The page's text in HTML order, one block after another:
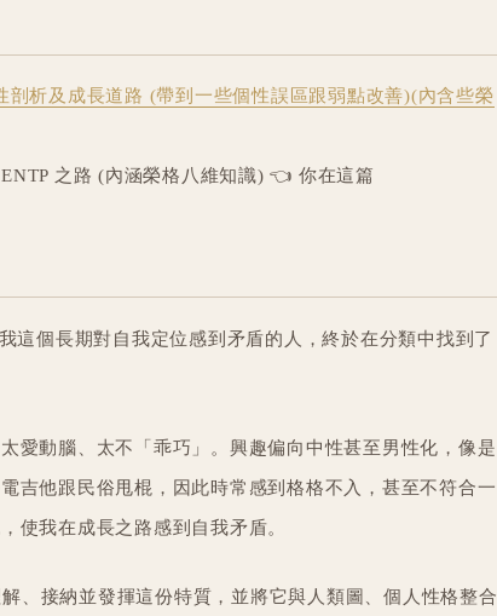
析及成長道路 (帶到一些個性誤區跟弱點改善)(內含些榮
之路 (內涵榮格八維知識) 👈 你在這篇
這個長期對自我定位感到矛盾的人，終於在分類中找到了
愛動腦、太不「乖巧」。興趣偏向中性甚至男性化，像是
吉他跟民俗甩棍，因此時常感到格格不入，甚至不符合一
使我在成長之路感到自我矛盾。
、接納並發揮這份特質，並將它與人類圖、個人性格整合